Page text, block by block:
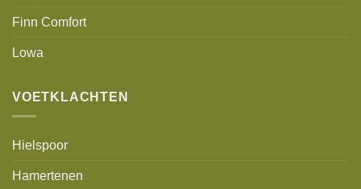
Finn Comfort
Lowa
VOETKLACHTEN
Hielspoor
Hamertenen